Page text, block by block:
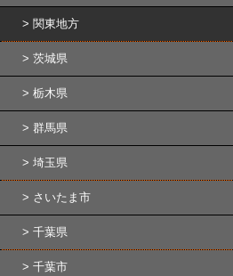
関東地方
茨城県
栃木県
群馬県
埼玉県
さいたま市
千葉県
千葉市